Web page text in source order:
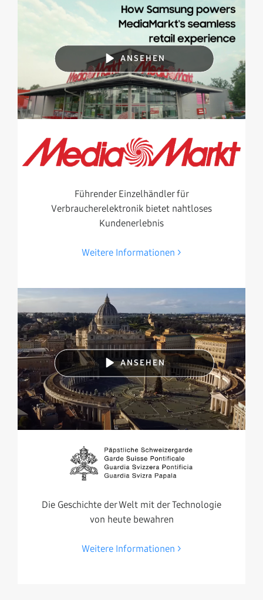
ANSEHEN
Führender Einzelhändler für
Verbraucherelektronik bietet nahtloses
Kundenerlebnis
Weitere Informationen
ANSEHEN
Die Geschichte der Welt mit der Technologie
von heute bewahren
Weitere Informationen